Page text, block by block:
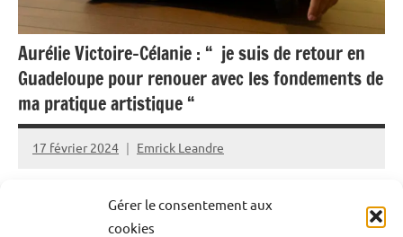
Gérer le consentement aux
cookies
Aurélie Victoire-Célanie : “ je suis de retour en
Guadeloupe pour renouer avec les fondements de
ma pratique artistique “
17 février 2024 Emrick Leandre
Aurélie Victoire-Célanie est une jeune artiste
guadeloupéenne qui a fait le choix du retour au pays. Un